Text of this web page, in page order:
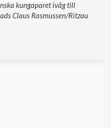
kungaparet iväg till
Claus Rasmussen/Ritzau